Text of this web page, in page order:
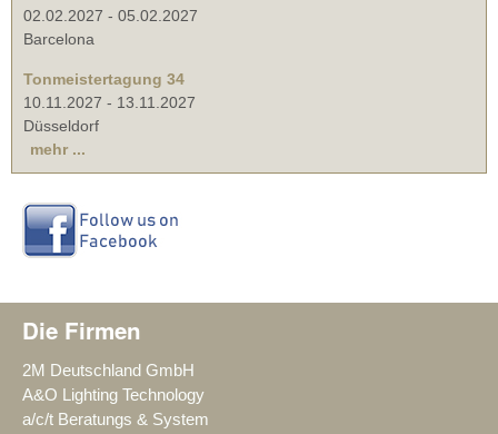
02.02.2027 - 05.02.2027
Barcelona
Tonmeistertagung 34
10.11.2027 - 13.11.2027
Düsseldorf
mehr ...
Die Firmen
2M Deutschland GmbH
A&O Lighting Technology
a/c/t Beratungs & System